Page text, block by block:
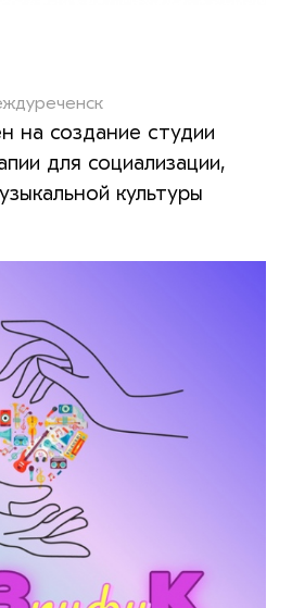
на создание студии
для социализации,
культуры